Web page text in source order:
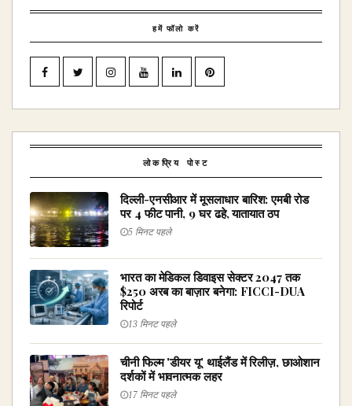
हमें फॉलो करें
लोकप्रिय पोस्ट
दिल्ली-एनसीआर में मूसलाधार बारिश: एमबी रोड
पर 4 फीट पानी, 9 घर ढहे, यातायात ठप
5 मिनट पहले
भारत का मेडिकल डिवाइस सेक्टर 2047 तक
$250 अरब का बाज़ार बनेगा: FICCI-DUA
रिपोर्ट
13 मिनट पहले
चीनी फिल्म 'डीयर यू' थाईलैंड में रिलीज़, छाओशान
दर्शकों में भावनात्मक लहर
17 मिनट पहले